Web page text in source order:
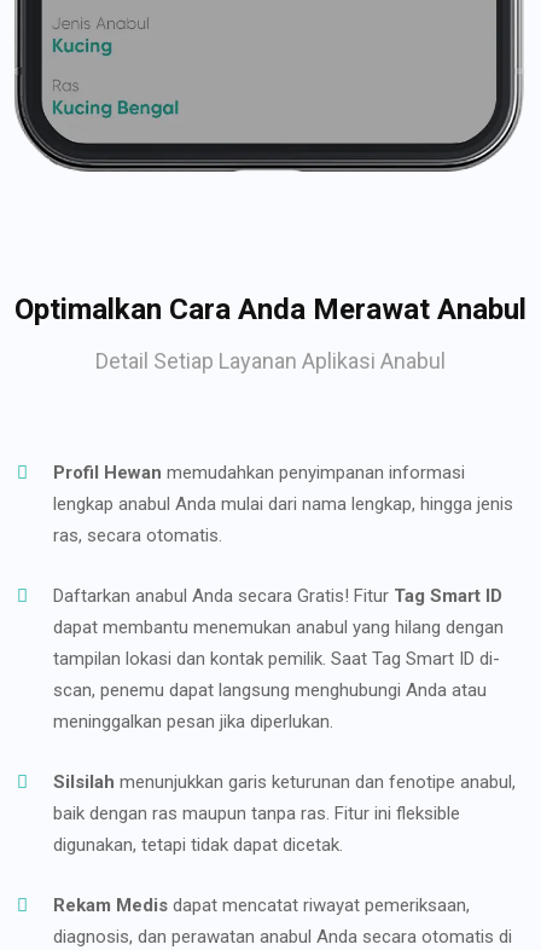
Optimalkan Cara Anda Merawat Anabul
Detail Setiap Layanan Aplikasi Anabul
Profil Hewan memudahkan penyimpanan informasi
lengkap anabul Anda mulai dari nama lengkap, hingga jenis
ras, secara otomatis.
Daftarkan anabul Anda secara Gratis! Fitur Tag Smart ID
dapat membantu menemukan anabul yang hilang dengan
tampilan lokasi dan kontak pemilik. Saat Tag Smart ID di-
scan, penemu dapat langsung menghubungi Anda atau
meninggalkan pesan jika diperlukan.
Silsilah menunjukkan garis keturunan dan fenotipe anabul,
baik dengan ras maupun tanpa ras. Fitur ini fleksible
digunakan, tetapi tidak dapat dicetak.
Rekam Medis dapat mencatat riwayat pemeriksaan,
diagnosis, dan perawatan anabul Anda secara otomatis di